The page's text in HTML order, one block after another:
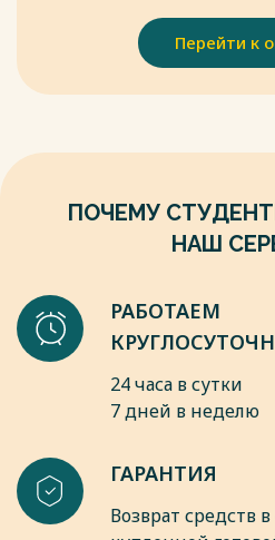
государственный национальный
университет, 2018. - № 49–58.
Весь текст будет доступен
Перейти к
ПОЧЕМУ
НАШ
РАБОТАЕМ
24 часа в сутки
7 дней в неделю
ГАРАНТИЯ
Возврат средств